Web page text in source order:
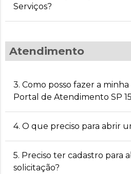
Serviços?
Atendimento
3. Como posso fazer a
Portal de Atendimento SP
4. O que preciso para abrir
5. Preciso ter cadastro para
solicitação?